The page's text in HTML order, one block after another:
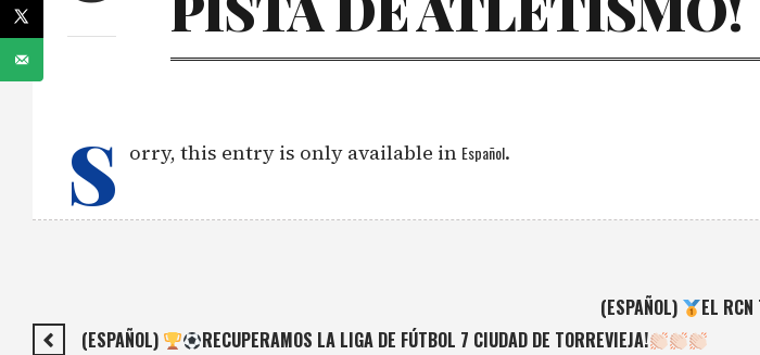
S orry, this entry is only available in Español.
(ESPAÑOL)
EL
(ESPAÑOL)
RECUPERAMOS LA LIGA DE FÚTBOL 7 CIUDAD DE TORREVIEJA!